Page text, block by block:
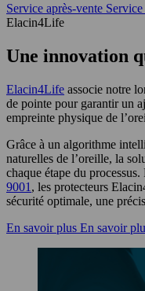
Service après-vente
Elacin4Life
Une innovation
Elacin4Life associe notre
de pointe pour garantir un
empreinte physique de
Grâce à un algorithme
naturelles de l’oreille, la
chaque étape du
9001 , les protecteurs
sécurité optimale, une
En savoir plus En savoir